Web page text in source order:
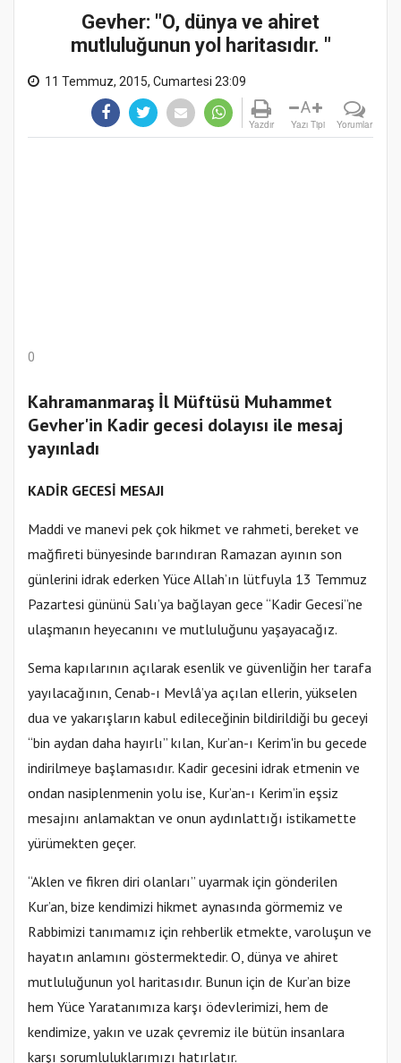
Gevher: "O, dünya ve ahiret
mutluluğunun yol haritasıdır. "
11 Temmuz, 2015, Cumartesi 23:09
Yazdır
A
Yazı Tipi Yorumlar
0
Kahramanmaraş İl Müftüsü Muhammet
Gevher'in Kadir gecesi dolayısı ile mesaj
yayınladı
KADİR GECESİ MESAJI
Maddi ve manevi pek çok hikmet ve rahmeti, bereket ve
mağfireti bünyesinde barındıran Ramazan ayının son
günlerini idrak ederken Yüce Allah’ın lütfuyla 13 Temmuz
Pazartesi gününü Salı’ya bağlayan gece “Kadir Gecesi”ne
ulaşmanın heyecanını ve mutluluğunu yaşayacağız.
Sema kapılarının açılarak esenlik ve güvenliğin her tarafa
yayılacağının, Cenab-ı Mevlâ’ya açılan ellerin, yükselen
dua ve yakarışların kabul edileceğinin bildirildiği bu geceyi
“bin aydan daha hayırlı” kılan, Kur’an-ı Kerim'in bu gecede
indirilmeye başlamasıdır. Kadir gecesini idrak etmenin ve
ondan nasiplenmenin yolu ise, Kur’an-ı Kerim’in eşsiz
mesajını anlamaktan ve onun aydınlattığı istikamette
yürümekten geçer.
“Aklen ve fikren diri olanları” uyarmak için gönderilen
Kur’an, bize kendimizi hikmet aynasında görmemiz ve
Rabbimizi tanımamız için rehberlik etmekte, varoluşun ve
hayatın anlamını göstermektedir. O, dünya ve ahiret
mutluluğunun yol haritasıdır. Bunun için de Kur’an bize
hem Yüce Yaratanımıza karşı ödevlerimizi, hem de
kendimize, yakın ve uzak çevremiz ile bütün insanlara
karşı sorumluluklarımızı hatırlatır.